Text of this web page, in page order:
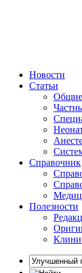
Новости
Статьи
Общие
Справочник
Полезности